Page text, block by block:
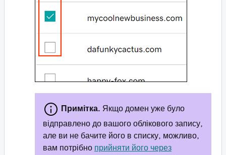
Примітка. Якщо домен уже було
відправлено до вашого облікового запису,
але ви не бачите його в списку, можливо,
вам потрібно прийняти його через